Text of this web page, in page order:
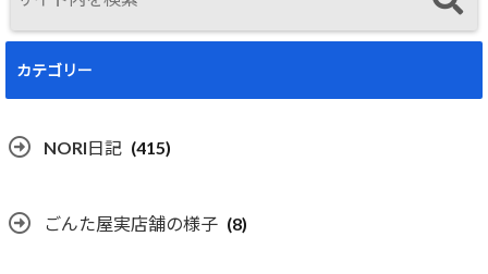
カテゴリー
NORI日記 (415)
ごんた屋実店舗の様子 (8)